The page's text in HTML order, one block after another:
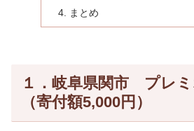
まとめ
１．岐阜県関市 プレ
（寄付額5,000円）